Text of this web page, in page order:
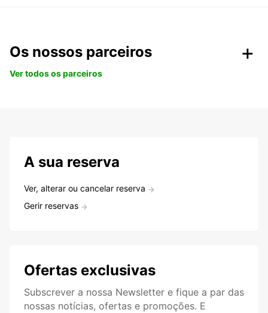
Os nossos parceiros
Ver todos os parceiros
A sua reserva
Ver, alterar ou cancelar reserva
Gerir reservas
Ofertas exclusivas
Subscrever a nossa Newsletter e fique a par das
nossas notícias, ofertas e promoções. E